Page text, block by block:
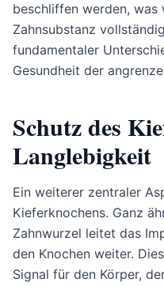
beschliffen werden, was
Zahnsubstanz
fundamentaler
Gesundheit der
Schutz des
Langlebigkeit
Ein weiterer zentraler
Kieferknochens. Ganz
Zahnwurzel leitet das
den Knochen weiter.
Signal für den Körper,